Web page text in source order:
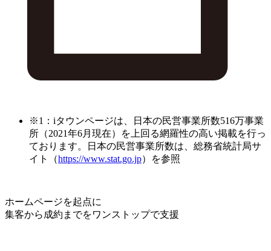
※1：iタウンページは、日本の民営事業所数516万事業
所（2021年6月現在）を上回る網羅性の高い掲載を行っ
ております。日本の民営事業所数は、総務省統計局サ
イト（https://www.stat.go.jp）を参照
ホームページを起点に
集客から成約までをワンストップで支援